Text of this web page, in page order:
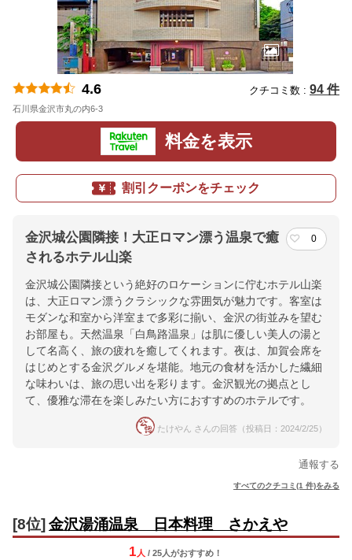
4.6 クチコミ数 : 94 件
石川県金沢市丸の内6-3
料金を表示
割引クーポンをチェック
金沢城公園隣接！大正ロマン漂う温泉で癒
されるホテル山楽
0
金沢城公園隣接という絶好のロケーションに佇むホテル山楽
は、大正ロマン漂うクラシックな雰囲気が魅力です。客室は
モダンな和室から洋室まで多彩に揃い、金沢の街並みを望む
お部屋も。天然温泉「白鳥路温泉」は肌に優しい美人の湯と
して名高く、旅の疲れを癒してくれます。夜は、加賀会席を
はじめとする金沢グルメを堪能。地元の食材を活かした繊細
な味わいは、旅の思い出を彩ります。金沢観光の拠点とし
て、優雅な滞在を楽しみたい方におすすめのホテルです。
たけやん さんの回答（投稿日：2024/2/25）
通報する
すべてのクチコミ(1 件)をみる
[8位] 金沢湯涌温泉 日本料理 さかえや
1 人 / 25人がおすすめ！